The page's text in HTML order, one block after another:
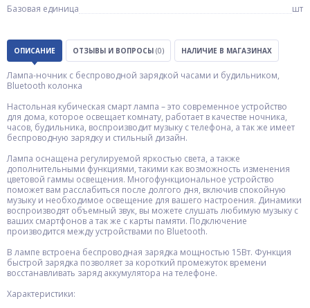
Базовая единица
шт
ОПИСАНИЕ ОТЗЫВЫ И ВОПРОСЫ (0) НАЛИЧИЕ В МАГАЗИНАХ
Лампа-ночник с беспроводной зарядкой часами и будильником,
Bluetooth колонка
Настольная кубическая смарт лампа – это современное устройство
для дома, которое освещает комнату, работает в качестве ночника,
часов, будильника, воспроизводит музыку с телефона, а так же имеет
беспроводную зарядку и стильный дизайн.
Лампа оснащена регулируемой яркостью света, а также
дополнительными функциями, такими как возможность изменения
цветовой гаммы освещения. Многофункциональное устройство
поможет вам расслабиться после долгого дня, включив спокойную
музыку и необходимое освещение для вашего настроения. Динамики
воспроизводят объемный звук, вы можете слушать любимую музыку с
ваших смартфонов а так же с карты памяти. Подключение
производится между устройствами по Bluetooth.
В лампе встроена беспроводная зарядка мощностью 15Вт. Функция
быстрой зарядка позволяет за короткий промежуток времени
восстанавливать заряд аккумулятора на телефоне.
Характеристики: